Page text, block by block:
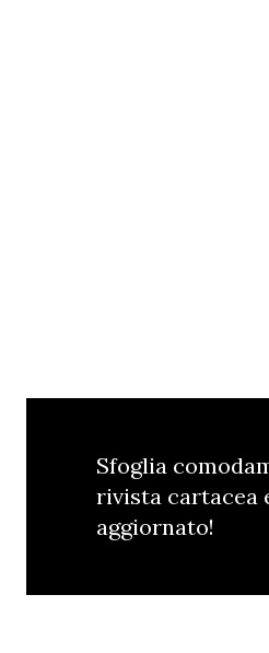
Sfoglia
rivista cartacea
aggiornato!